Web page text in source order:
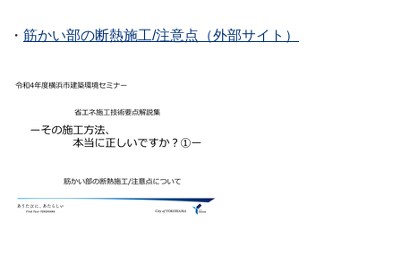
・ 筋かい部の断熱施工/注意点（外部サイト）